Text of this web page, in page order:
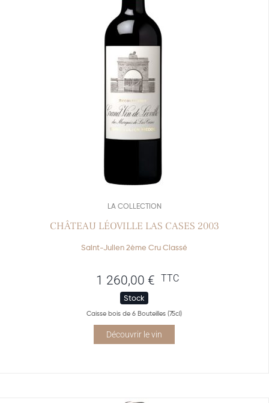
LA COLLECTION
CHÂTEAU LÉOVILLE LAS CASES 2003
Saint-Julien 2ème Cru Classé
1 260,00 € TTC
Stock
Caisse bois de 6 Bouteilles (75cl)
Découvrir le vin